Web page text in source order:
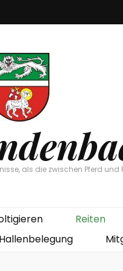
als die zwischen Pferd und
Reiten
Hallenbelegung